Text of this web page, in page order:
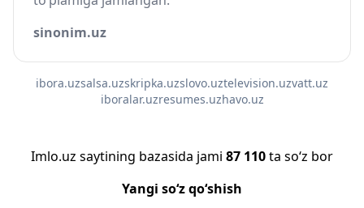
sinonim.uz
ibora.uzsalsa.uzskripka.uzslovo.uztelevision.uzvatt.uz
iboralar.uzresumes.uzhavo.uz
Imlo.uz saytining bazasida jami 87 110ta so‘z bor
Yangi so‘z qo‘shish